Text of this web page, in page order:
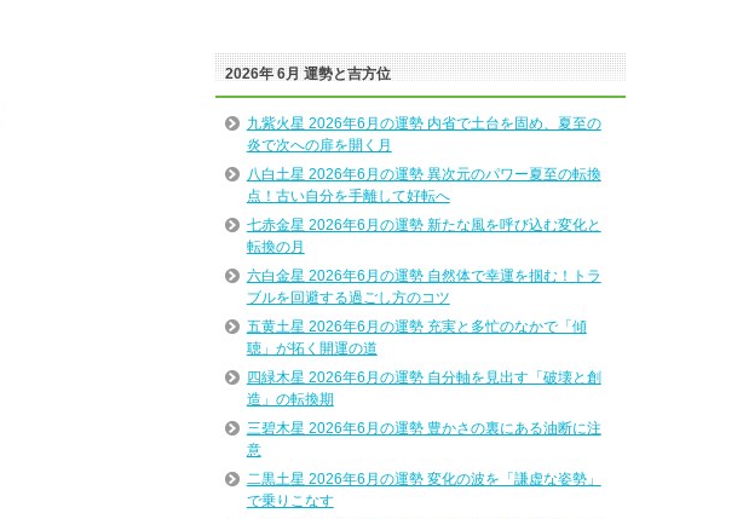
2026年 6月 運勢と吉方位
九紫火星 2026年6月の運勢 内省で土台を固め、夏至の
炎で次への扉を開く月
八白土星 2026年6月の運勢 異次元のパワー夏至の転換
点！古い自分を手離して好転へ
七赤金星 2026年6月の運勢 新たな風を呼び込む変化と
転換の月
六白金星 2026年6月の運勢 自然体で幸運を掴む！トラ
ブルを回避する過ごし方のコツ
五黄土星 2026年6月の運勢 充実と多忙のなかで「傾
聴」が拓く開運の道
四緑木星 2026年6月の運勢 自分軸を見出す「破壊と創
造」の転換期
三碧木星 2026年6月の運勢 豊かさの裏にある油断に注
意
二黒土星 2026年6月の運勢 変化の波を「謙虚な姿勢」
で乗りこなす